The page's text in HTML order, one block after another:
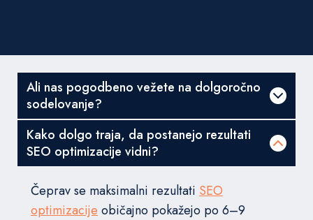
Ali nas pogodbeno vežete na dolgoročno
sodelovanje?
Kako dolgo traja, da postanejo rezultati
SEO optimizacije vidni?
Čeprav se maksimalni rezultati SEO
optimizacije običajno pokažejo po 6–9